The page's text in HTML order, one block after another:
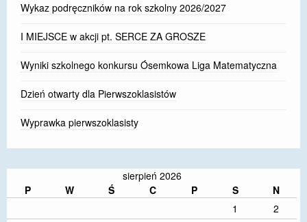
Wykaz podręczników na rok szkolny 2026/2027
I MIEJSCE w akcji pt. SERCE ZA GROSZE
Wyniki szkolnego konkursu Ósemkowa Liga Matematyczna
Dzień otwarty dla Pierwszoklasistów
Wyprawka pierwszoklasisty
sierpień 2026
P
W Ś C P S
N
1
2